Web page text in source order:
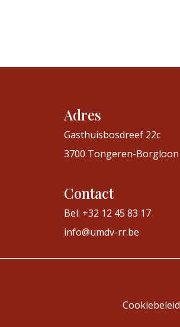
Adres
Gasthuisbosdreef 22c
3700 Tongeren-Borgloon
Contact
Bel: +32 12 45 83 17
info@umdv-rr.be
Cookiebeleid